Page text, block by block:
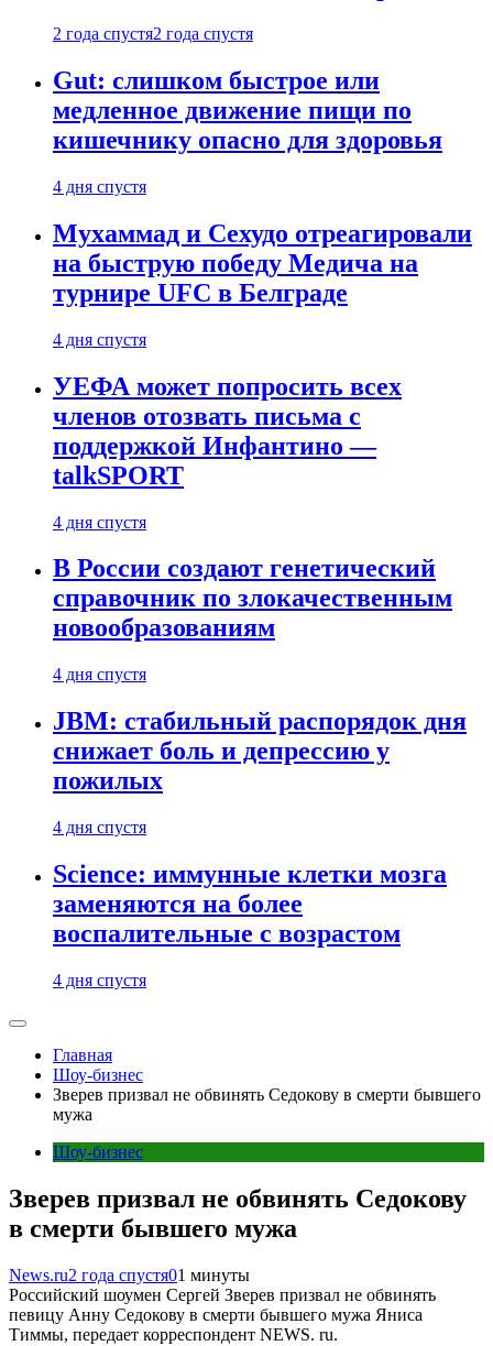
2 года спустя2 года спустя
Gut: слишком быстрое или
медленное движение пищи по
кишечнику опасно для здоровья
4 дня спустя
Мухаммад и Сехудо отреагировали
на быструю победу Медича на
турнире UFC в Белграде
4 дня спустя
УЕФА может попросить всех
членов отозвать письма с
поддержкой Инфантино —
talkSPORT
4 дня спустя
В России создают генетический
справочник по злокачественным
новообразованиям
4 дня спустя
JBM: стабильный распорядок дня
снижает боль и депрессию у
пожилых
4 дня спустя
Science: иммунные клетки мозга
заменяются на более
воспалительные с возрастом
4 дня спустя
Главная
Шоу-бизнес
Зверев призвал не обвинять Седокову в смерти бывшего
мужа
Шоу-бизнес
Зверев призвал не обвинять Седокову
в смерти бывшего мужа
News.ru2 года спустя01 минуты
Российский шоумен Сергей Зверев призвал не обвинять
певицу Анну Седокову в смерти бывшего мужа Яниса
Тиммы, передает корреспондент NEWS. ru.